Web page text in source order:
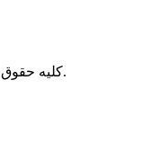
© Copyright 20102021: کلیه حقوق محفوظ است.